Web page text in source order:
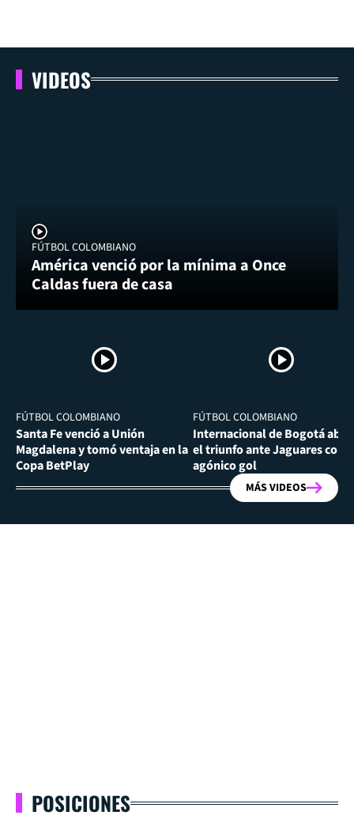
VIDEOS
FÚTBOL COLOMBIANO
América venció por la mínima a Once
Caldas fuera de casa
FÚTBOL COLOMBIANO
Santa Fe venció a Unión
Magdalena y tomó ventaja en la
Copa BetPlay
FÚTBOL COLOMBIANO
Internacional de Bogotá
el triunfo ante Jaguares con
agónico gol
MÁS VIDEOS
POSICIONES